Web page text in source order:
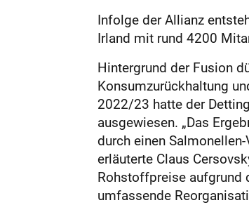
Infolge der Allianz
Irland mit rund 4200
Hintergrund der Fusion
Konsumzurückhaltung
2022/23 hatte der
ausgewiesen. „Das
durch einen
erläuterte Claus
Rohstoffpreise aufgrund
umfassende